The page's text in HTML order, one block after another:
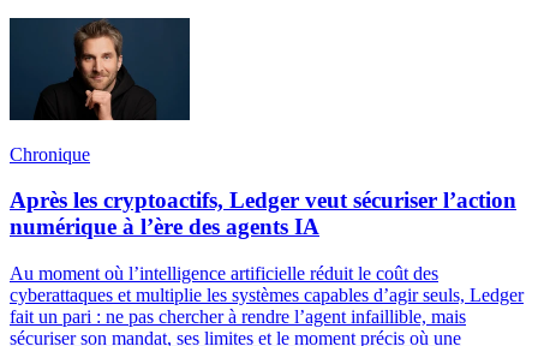
Chronique
Après les cryptoactifs, Ledger veut sécuriser l’action
numérique à l’ère des agents IA
Au moment où l’intelligence artificielle réduit le coût des
cyberattaques et multiplie les systèmes capables d’agir seuls, Ledger
fait un pari : ne pas chercher à rendre l’agent infaillible, mais
sécuriser son mandat, ses limites et le moment précis où une